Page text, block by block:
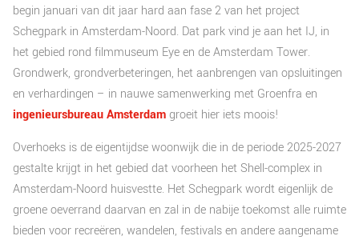
begin januari van dit jaar hard aan fase 2 van het project
Schegpark in Amsterdam-Noord. Dat park vind je aan het IJ, in
het gebied rond filmmuseum Eye en de Amsterdam Tower.
Grondwerk, grondverbeteringen, het aanbrengen van opsluitingen
en verhardingen – in nauwe samenwerking met Groenfra en
ingenieursbureau Amsterdamgroeit hier iets moois!
Overhoeks is de eigentijdse woonwijk die in de periode 2025-2027
gestalte krijgt in het gebied dat voorheen het Shell-complex in
Amsterdam-Noord huisvestte. Het Schegpark wordt eigenlijk de
groene oeverrand daarvan en zal in de nabije toekomst alle ruimte
bieden voor recreëren, wandelen, festivals en andere aangename